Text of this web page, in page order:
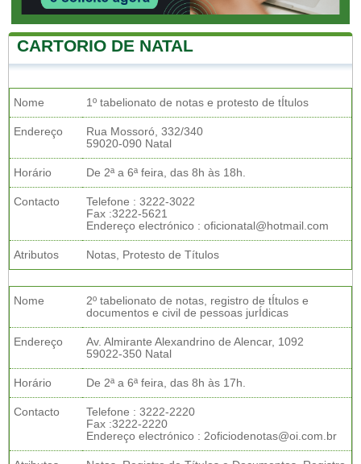
CARTORIO DE NATAL
Nome 1º tabelionato de notas e protesto de tÍtulos
Endereço
Rua Mossoró, 332/340
59020-090 Natal
Horário De 2ª a 6ª feira, das 8h às 18h.
Contacto
Telefone : 3222-3022
Fax :3222-5621
Endereço electrónico : oficionatal@hotmail.com
Atributos Notas, Protesto de Títulos
Nome
2º tabelionato de notas, registro de tÍtulos e
documentos e civil de pessoas jurÍdicas
Endereço
Av. Almirante Alexandrino de Alencar, 1092
59022-350 Natal
Horário De 2ª a 6ª feira, das 8h às 17h.
Contacto
Telefone : 3222-2220
Fax :3222-2220
Endereço electrónico : 2oficiodenotas@oi.com.br